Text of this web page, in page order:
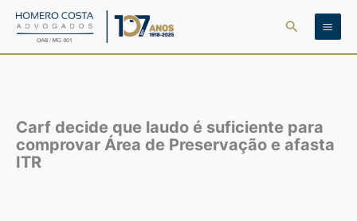
para
Pesquisar
Carf decide que laudo é suficiente para
comprovar Área de Preservação e afasta
ITR